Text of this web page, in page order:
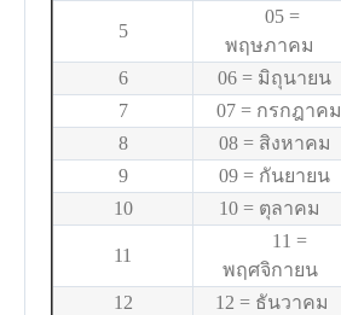
5
05 =
พฤษภาคม
6 06 = มิถุนายน
7
07 = กรกฎาคม
8
08 = สิงหาคม
9
09 = กันยายน
10
10 = ตุลาคม
11
11 =
พฤศจิกายน
12 12 = ธันวาคม